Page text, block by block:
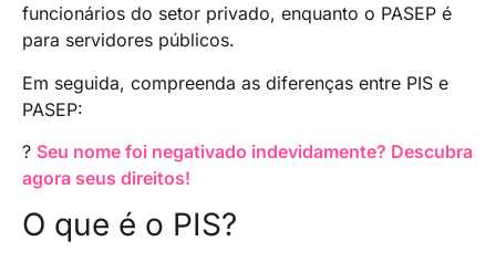
funcionários do setor privado, enquanto o PASEP é
para servidores públicos.
Em seguida, compreenda as diferenças entre PIS e
PASEP:
? Seu nome foi negativado indevidamente? Descubra
agora seus direitos!
O que é o PIS?